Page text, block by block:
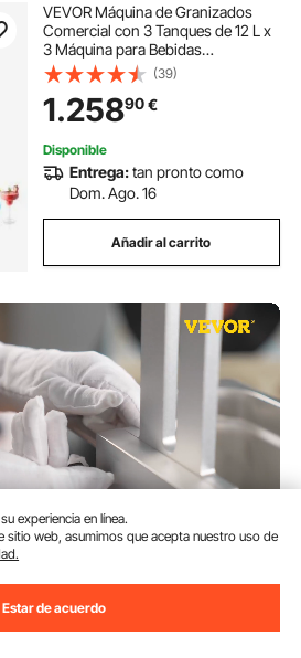
VEVOR Máquina de Granizados
Comercial con 3 Tanques de 12 L x
3 Máquina para Bebidas
Congeladas de Acero Inoxidable
144 Tazas Máquina para Hacer
Granizados para Fiestas en Hogar,
Restaurantes, Bares
(39)
1.25890€
Disponible
Entrega:tan pronto como
Dom. Ago. 16
Añadir al carrito
Rejilla de Secado
experiencia en línea.
sitio web, asumimos que acepta nuestro uso de
Estar de acuerdo